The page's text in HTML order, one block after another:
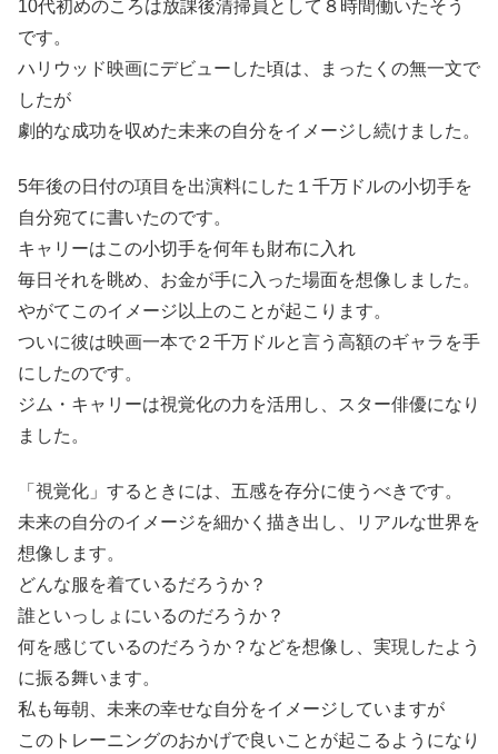
10代初めのころは放課後清掃員として８時間働いたそう
です。
ハリウッド映画にデビューした頃は、まったくの無一文で
したが
劇的な成功を収めた未来の自分をイメージし続けました。
5年後の日付の項目を出演料にした１千万ドルの小切手を
自分宛てに書いたのです。
キャリーはこの小切手を何年も財布に入れ
毎日それを眺め、お金が手に入った場面を想像しました。
やがてこのイメージ以上のことが起こります。
ついに彼は映画一本で２千万ドルと言う高額のギャラを手
にしたのです。
ジム・キャリーは視覚化の力を活用し、スター俳優になり
ました。
「視覚化」するときには、五感を存分に使うべきです。
未来の自分のイメージを細かく描き出し、リアルな世界を
想像します。
どんな服を着ているだろうか？
誰といっしょにいるのだろうか？
何を感じているのだろうか？などを想像し、実現したよう
に振る舞います。
私も毎朝、未来の幸せな自分をイメージしていますが
このトレーニングのおかげで良いことが起こるようになり